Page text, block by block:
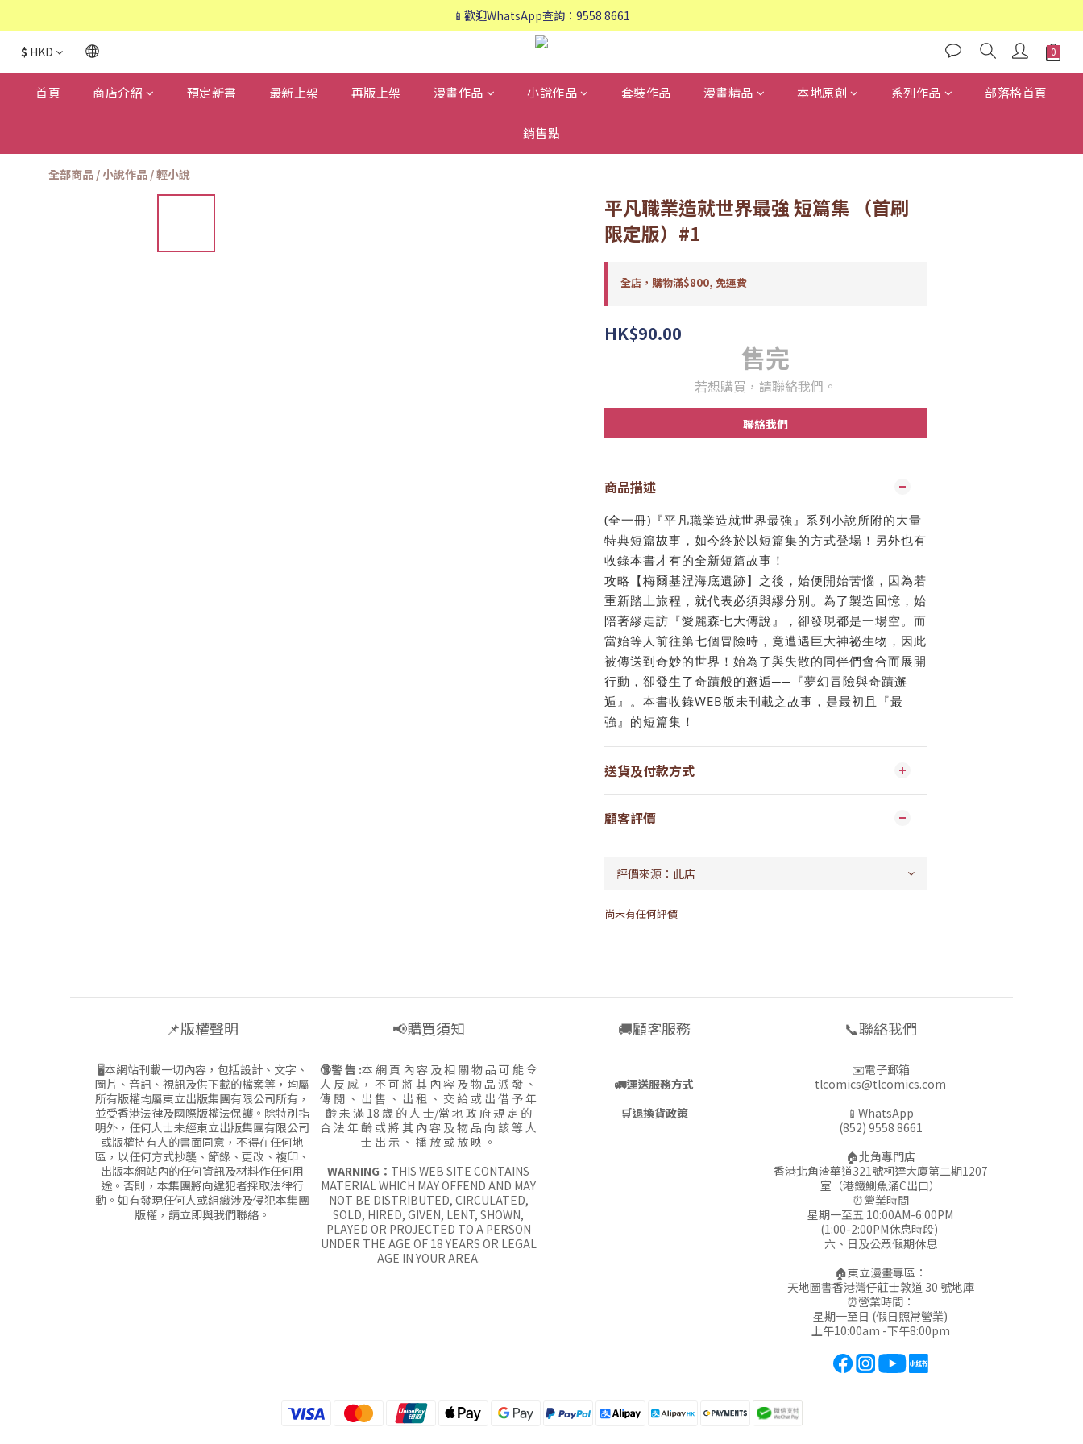
📱歡迎WhatsApp查詢：9558 8661
📱歡迎WhatsApp查詢：9558 8661
❤️會員專享：🛍購物滿💰HK$800，🚚免運費❤️
📱歡迎WhatsApp查詢：9558 8661
$ HKD
首頁 商店介紹 預定新書 最新上架 再版上架 漫畫作品 小說作品 套裝作品 漫畫精品 本地原創 系列作品 部落格首頁
銷售點
全部商品 /小說作品 /輕小說
平凡職業造就世界最強 短篇集 （首刷
限定版）#1
全店，購物滿$800, 免運費
HK$90.00
售完
若想購買，請聯絡我們。
聯絡我們
商品描述
(全一冊)『平凡職業造就世界最強』系列小說所附的大量
特典短篇故事，如今終於以短篇集的方式登場！另外也有
收錄本書才有的全新短篇故事！
攻略【梅爾基涅海底遺跡】之後，始便開始苦惱，因為若
重新踏上旅程，就代表必須與繆分別。為了製造回憶，始
陪著繆走訪『愛麗森七大傳說』，卻發現都是一場空。而
當始等人前往第七個冒險時，竟遭遇巨大神祕生物，因此
被傳送到奇妙的世界！始為了與失散的同伴們會合而展開
行動，卻發生了奇蹟般的邂逅──『夢幻冒險與奇蹟邂
逅』。本書收錄WEB版未刊載之故事，是最初且『最
強』的短篇集！
送貨及付款方式
顧客評價
尚未有任何評價
📌版權聲明
🖥本網站刊載一切內容，包括設計、文字、
圖片、音訊、視訊及供下載的檔案等，均屬
所有版權均屬東立出版集團有限公司所有，
並受香港法律及國際版權法保護。除特別指
明外，任何人士未經東立出版集團有限公司
或版權持有人的書面同意，不得在任何地
區，以任何方式抄襲、節錄、更改、複印、
出版本網站內的任何資訊及材料作任何用
途。否則，本集團將向違犯者採取法律行
動。如有發現任何人或組織涉及侵犯本集團
版權，請立即與我們聯絡。
📢購買須知
🔞警 告 :本 網 頁 內 容 及 相 關 物 品 可 能 令
人 反 感 ， 不 可 將 其 內 容 及 物 品 派 發 、
傳 閱 、 出 售 、 出 租 、 交 給 或 出 借 予 年
齡 未 滿 18 歲 的 人 士/當 地 政 府 規 定 的
合 法 年 齡 或 將 其 內 容 及 物 品 向 該 等 人
士 出 示 、 播 放 或 放 映 。
WARNING： THIS WEB SITE CONTAINS
MATERIAL WHICH MAY OFFEND AND MAY
NOT BE DISTRIBUTED, CIRCULATED,
SOLD, HIRED, GIVEN, LENT, SHOWN,
PLAYED OR PROJECTED TO A PERSON
UNDER THE AGE OF 18 YEARS OR LEGAL
AGE IN YOUR AREA.
🚚顧客服務
🚛運送服務方式
🛒退換貨政策
📞聯絡我們
✉️電子郵箱
tlcomics@tlcomics.com
📱WhatsApp
(852) 9558 8661
🏠北角專門店
香港北角渣華道321號柯達大廈第二期1207
室（港鐵鰂魚涌C出口）
⏰營業時間
星期一至五 10:00AM-6:00PM
(1:00-2:00PM休息時段)
六、日及公眾假期休息
🏠東立漫畫專區：
天地圖書香港灣仔莊士敦道 30 號地庫
⏰營業時間：
星期一至日 (假日照常營業)
上午10:00am -下午8:00pm